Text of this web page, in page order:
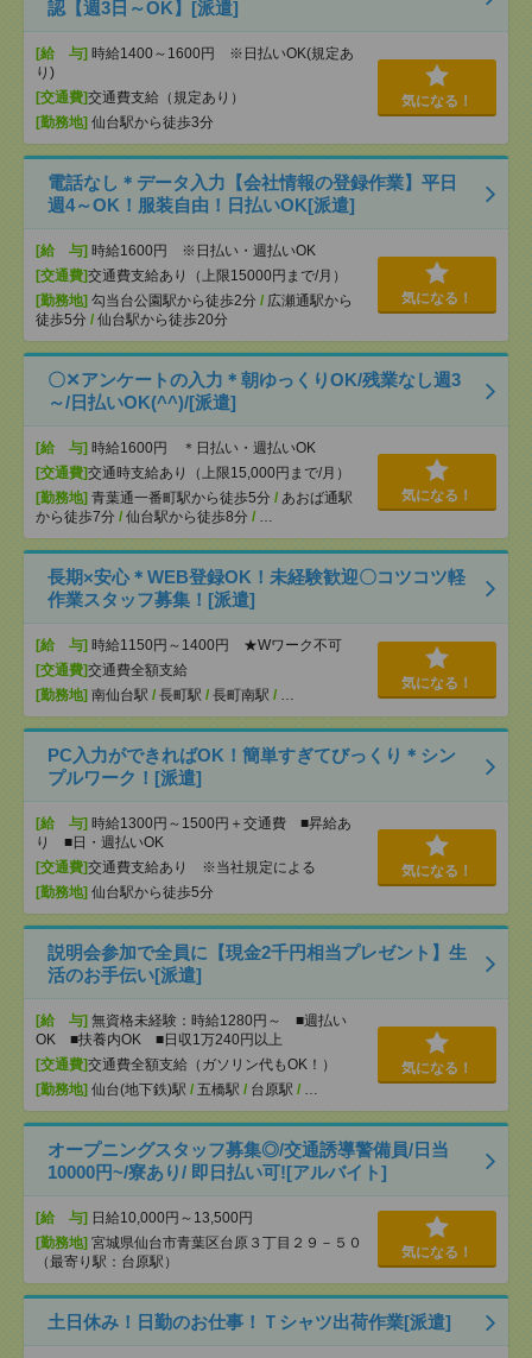
認【週3日～OK】[派遣]
[給 与] 時給1400～1600円 ※日払いOK(規定あ
り)
[交通費]交通費支給（規定あり）
[勤務地] 仙台駅から徒歩3分
気になる！
電話なし＊データ入力【会社情報の登録作業】平日
週4～OK！服装自由！日払いOK[派遣]
[給 与] 時給1600円 ※日払い・週払いOK
[交通費]交通費支給あり（上限15000円まで/月）
[勤務地] 勾当台公園駅から徒歩2分 / 広瀬通駅から
徒歩5分 / 仙台駅から徒歩20分
気になる！
〇✕アンケートの入力＊朝ゆっくりOK/残業なし週3
～/日払いOK(^^)/[派遣]
[給 与] 時給1600円 ＊日払い・週払いOK
[交通費]交通時支給あり（上限15,000円まで/月）
[勤務地] 青葉通一番町駅から徒歩5分 / あおば通駅
から徒歩7分 / 仙台駅から徒歩8分 / …
気になる！
長期×安心＊WEB登録OK！未経験歓迎〇コツコツ軽
作業スタッフ募集！[派遣]
[給 与] 時給1150円～1400円 ★Wワーク不可
[交通費]交通費全額支給
[勤務地] 南仙台駅 / 長町駅 / 長町南駅 / …
気になる！
PC入力ができればOK！簡単すぎてびっくり＊シン
プルワーク！[派遣]
[給 与] 時給1300円～1500円＋交通費 ■昇給あ
り ■日・週払いOK
[交通費]交通費支給あり ※当社規定による
[勤務地] 仙台駅から徒歩5分
気になる！
説明会参加で全員に【現金2千円相当プレゼント】生
活のお手伝い[派遣]
[給 与] 無資格未経験：時給1280円～ ■週払い
OK ■扶養内OK ■日収1万240円以上
[交通費]交通費全額支給（ガソリン代もOK！）
[勤務地] 仙台(地下鉄)駅 / 五橋駅 / 台原駅 / …
気になる！
オープニングスタッフ募集◎/交通誘導警備員/日当
10000円~/寮あり/ 即日払い可![アルバイト]
[給 与] 日給10,000円～13,500円
[勤務地] 宮城県仙台市青葉区台原３丁目２９－５０
（最寄り駅：台原駅）
気になる！
土日休み！日勤のお仕事！Ｔシャツ出荷作業[派遣]